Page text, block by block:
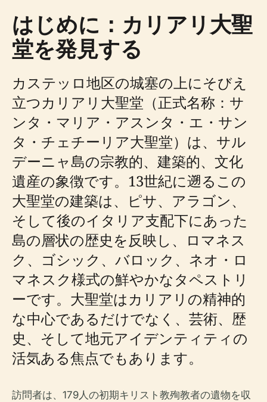
はじめに：カリアリ大聖
堂を発見する
カステッロ地区の城塞の上にそびえ
立つカリアリ大聖堂（正式名称：サ
ンタ・マリア・アスンタ・エ・サン
タ・チェチーリア大聖堂）は、サル
デーニャ島の宗教的、建築的、文化
遺産の象徴です。13世紀に遡るこの
大聖堂の建築は、ピサ、アラゴン、
そして後のイタリア支配下にあった
島の層状の歴史を反映し、ロマネス
ク、ゴシック、バロック、ネオ・ロ
マネスク様式の鮮やかなタペストリ
ーです。大聖堂はカリアリの精神的
な中心であるだけでなく、芸術、歴
史、そして地元アイデンティティの
活気ある焦点でもあります。
訪問者は、179人の初期キリスト教殉教者の遺物を収